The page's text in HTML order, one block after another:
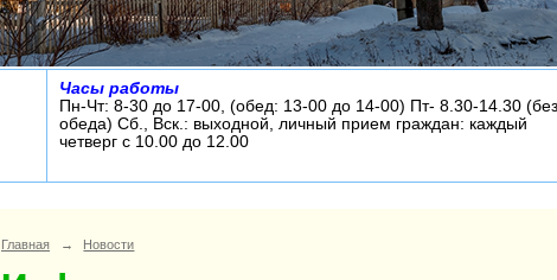
Часы работы
Пн-Чт: 8-30 до 17-00, (обед: 13-00 до 14-00) Пт- 8.30-14.30 (без
обеда) Сб., Вск.: выходной, личный прием граждан: каждый
четверг с 10.00 до 12.00
Главная → Новости